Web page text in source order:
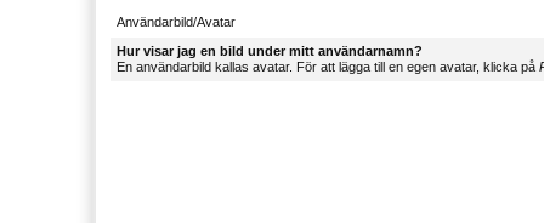
Användarbild/Avatar
Hur visar jag en bild under mitt användarnamn?
En användarbild kallas avatar. För att lägga till en egen avatar, klicka på